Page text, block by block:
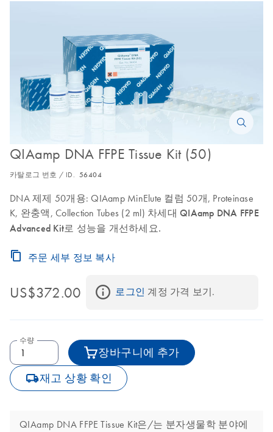
QIAamp DNA FFPE Tissue Kit (50)
카탈로그 번호 / ID. 56404
DNA 제제 50개용: QIAamp MinElute 컬럼 50개, Proteinase
K, 완충액, Collection Tubes (2 ml) 차세대 QIAamp DNA FFPE
Advanced Kit로 성능을 개선하세요.
주문 세부 정보 복사
US$372.00 로그인 계정 가격 보기.
수량
장바구니에 추가
icon_0062_deliver-s 재고 상황 확인
QIAamp DNA FFPE Tissue Kit은/는 분자생물학 분야에